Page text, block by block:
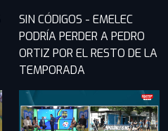
SIN CÓDIGOS - EMELEC
PODRÍA PERDER A PEDRO
ORTIZ POR EL RESTO DE LA
TEMPORADA